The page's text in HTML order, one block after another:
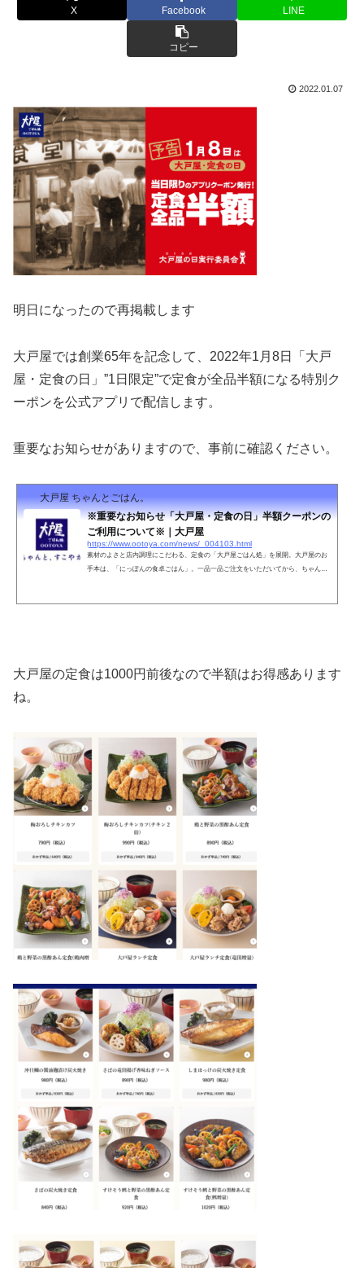
X Facebook LINE
コピー
2022.01.07
明日になったので再掲載します
大戸屋では創業65年を記念して、2022年1月8日「大戸
屋・定食の日」”1日限定”で定食が全品半額になる特別ク
ーポンを公式アプリで配信します。
重要なお知らせがありますので、事前に確認ください。
大戸屋 ちゃんとごはん。
※重要なお知らせ「大戸屋・定食の日」半額クーポンの
ご利用について※｜大戸屋
https://www.ootoya.com/news/_004103.html
素材のよさと店内調理にこだわる、定食の「大戸屋ごはん処」を展開。大戸屋のお
手本は、「にっぽんの食卓ごはん」。一品一品ご注文をいただいてから、ちゃん
大戸屋の定食は1000円前後なので半額はお得感あります
ね。